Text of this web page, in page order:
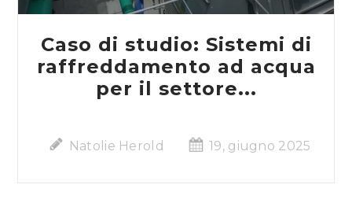
Caso di studio: Sistemi di
raffreddamento ad acqua
per il settore...
Natolie Herold 19, giugno 2025